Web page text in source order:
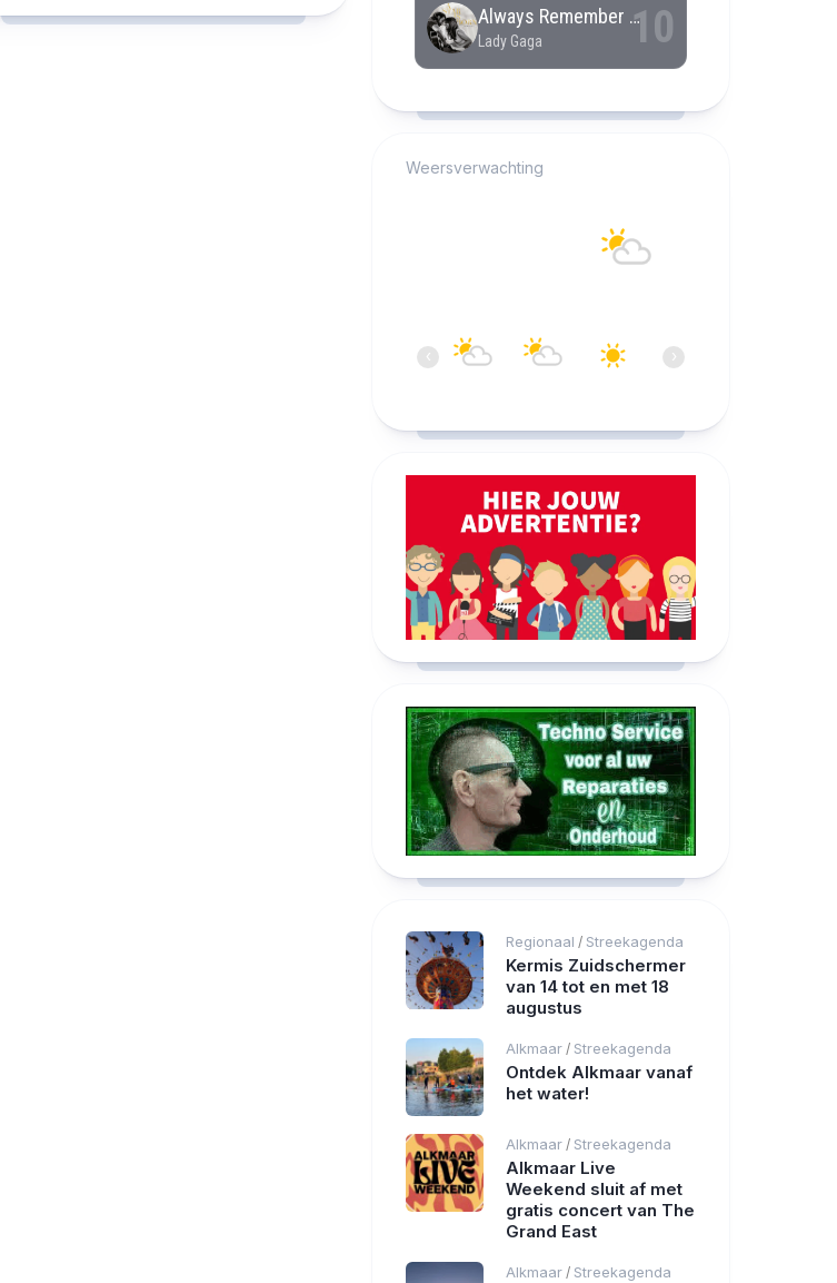
Weersverwachting
‹ ›
Regionaal / Streekagenda
Kermis Zuidschermer
van 14 tot en met 18
augustus
Alkmaar / Streekagenda
Ontdek Alkmaar vanaf
het water!
Alkmaar / Streekagenda
Alkmaar Live
Weekend sluit af met
gratis concert van The
Grand East
Alkmaar / Streekagenda